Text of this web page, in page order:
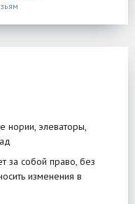
нории, элеваторы,
за собой право, без
изменения в